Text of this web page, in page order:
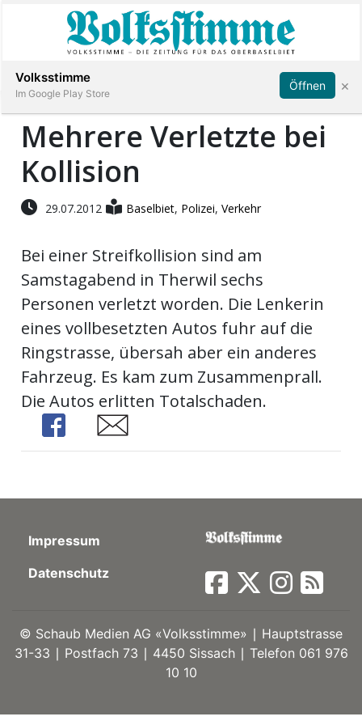
Immobilien
Veranstaltungen
Stellen
E-
App
Abonnieren Anmelden
Mehrere Verletzte bei
Kollision
29.07.2012 Baselbiet, Polizei,Verkehr
Bei einer Streifkollision sind am
Samstagabend in Therwil sechs
Personen verletzt worden. Die Lenkerin
eines vollbesetzten Autos fuhr auf die
Ringstrasse, übersah aber ein anderes
Fahrzeug. Es kam zum Zusammenprall.
Die Autos erlitten Totalschaden.
Share
Share
Impressum
Datenschutz
© Schaub Medien AG «Volksstimme» ∣ Hauptstrasse
31-33 ∣ Postfach 73 ∣ 4450 Sissach ∣ Telefon 061 976
10 10
Volksstimme
Im Google Play Store
Öffnen ×